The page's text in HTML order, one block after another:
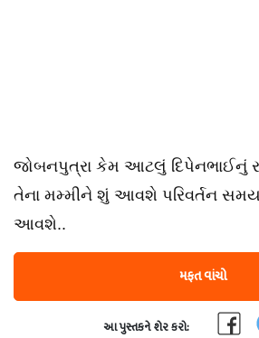
જોબનપુત્રા કેમ આટલું દિપેનભાઈનું
તેના મમ્મીને શું આવશે પરિવર્તન
આવશે..
મફત વાંચો
આ પુસ્તકને શેર કરો: